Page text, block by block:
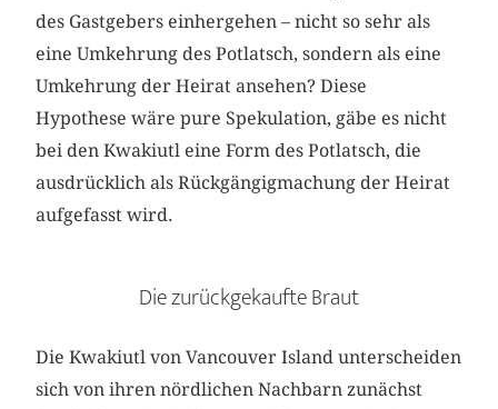
des Gastgebers einhergehen – nicht so sehr als
eine Umkehrung des Potlatsch, sondern als eine
Umkehrung der Heirat ansehen? Diese
Hypothese wäre pure Spekulation, gäbe es nicht
bei den Kwakiutl eine Form des Potlatsch, die
ausdrücklich als Rückgängigmachung der Heirat
aufgefasst wird.
Die zurückgekaufte Braut
Die Kwakiutl von Vancouver Island unterscheiden
sich von ihren nördlichen Nachbarn zunächst